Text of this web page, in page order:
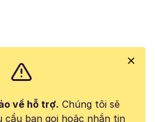
về hỗ trợ. Chúng tôi sẽ
cầu bạn gọi hoặc nhắn tin